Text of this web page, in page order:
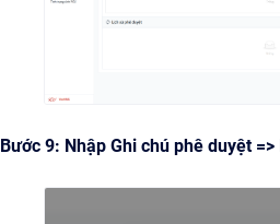
Bước 9: Nhập Ghi chú phê duyệt